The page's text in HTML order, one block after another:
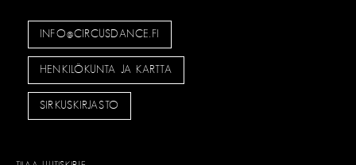
INFO@CIRCUSDANCE.FI
HENKILÖKUNTA JA KARTTA
SIRKUSKIRJASTO